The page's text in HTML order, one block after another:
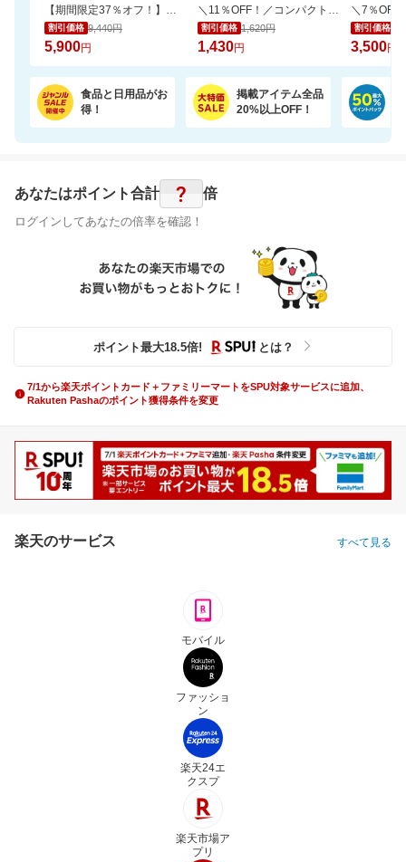
【期間限定37％オフ！】エアラブ4プラス ファンシート ベビーカーの暑さ対策
割引価格 9,440円
5,900円
＼11％OFF！／コンパクトな2倍巻き！キッチンペーパー 12ロール
割引価格 1,620円
1,430円
割引価格
3,500円
食品と日用品がお
得！
掲載アイテム全品
20%以上OFF！
あなたはポイント合計 ? 倍
ログインしてあなたの倍率を確認！
ポイント最大18.5倍! とは？
7/1から楽天ポイントカード＋ファミリーマートをSPU対象サービスに追加、
Rakuten Pashaのポイント獲得条件を変更
楽天のサービス すべて見る
モバイル
ファッショ
ン
楽天24エ
クスプ
楽天市場ア
プリ